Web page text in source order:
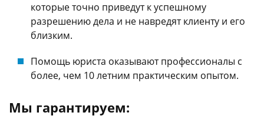
которые точно приведут к успешному
разрешению дела и не навредят клиенту и его
близким.
Помощь юриста оказывают профессионалы с
более, чем 10 летним практическим опытом.
Мы гарантируем: